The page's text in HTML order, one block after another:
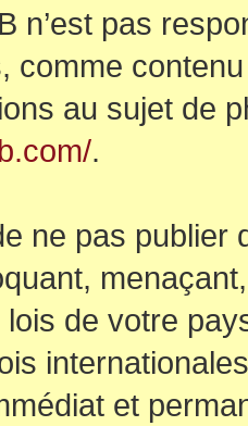
n’est pas
comme
au sujet de
.
ne pas publier
de votre
et